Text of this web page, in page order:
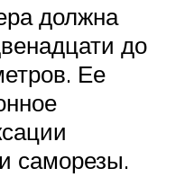
должна
до
Ее
саморезы.